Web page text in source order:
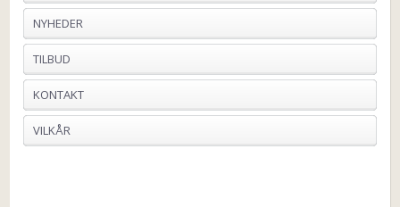
NYHEDER
TILBUD
KONTAKT
VILKÅR